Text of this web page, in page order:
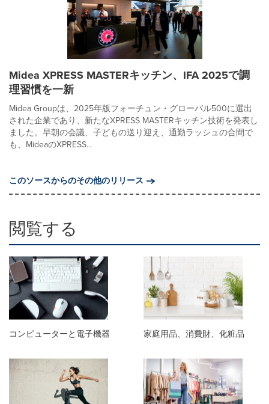
Midea XPRESS MASTERキッチン、IFA 2025で調
理習慣を一新
Midea Groupは、2025年版フォーチュン・グローバル500に選出
された企業であり、新たなXPRESS MASTERキッチン技術を発表し
ました。早朝の会議、子どもの送り迎え、通勤ラッシュの合間で
も、MideaのXPRESS...
このソースからのその他のリリース
閲覧する
コンピューターと電子機器 家庭用品、消費財、化粧品